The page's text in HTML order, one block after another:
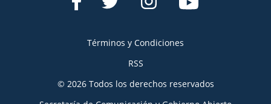
Términos y Condiciones
RSS
© 2026 Todos los derechos reservados